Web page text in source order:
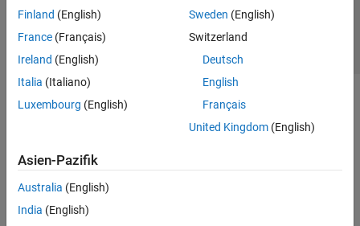
Finland (English)
France (Français)
Ireland (English)
Italia (Italiano)
Luxembourg (English)
Sweden (English)
Switzerland
Deutsch
English
Français
United Kingdom(English)
Asien-Pazifik
Australia (English)
India (English)
Website auswählen
Deutschland